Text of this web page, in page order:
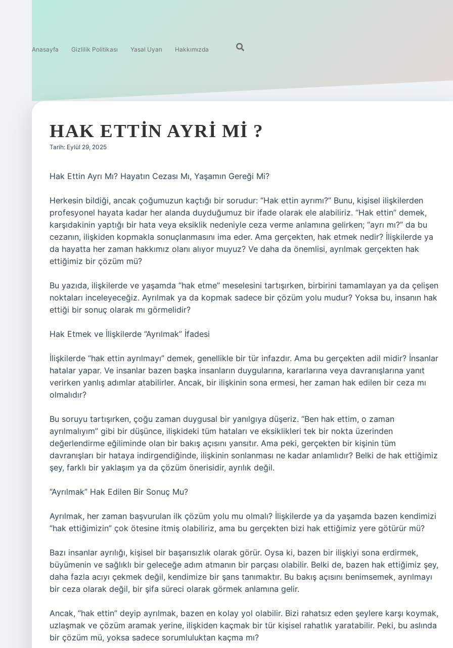
Anasayfa Gizlilik Politikası Yasal Uyarı Hakkımızda
HAK ETTIN AYRI MI ?
Tarih: Eylül 29, 2025
Hak Ettin Ayrı Mı? Hayatın Cezası Mı, Yaşamın Gereği Mi?
Herkesin bildiği, ancak çoğumuzun kaçtığı bir sorudur: “Hak ettin ayrımı?” Bunu, kişisel ilişkilerden
profesyonel hayata kadar her alanda duyduğumuz bir ifade olarak ele alabiliriz. “Hak ettin” demek,
karşıdakinin yaptığı bir hata veya eksiklik nedeniyle ceza verme anlamına gelirken; “ayrı mı?” da bu
cezanın, ilişkiden kopmakla sonuçlanmasını ima eder. Ama gerçekten, hak etmek nedir? İlişkilerde ya
da hayatta her zaman hakkımız olanı alıyor muyuz? Ve daha da önemlisi, ayrılmak gerçekten hak
ettiğimiz bir çözüm mü?
Bu yazıda, ilişkilerde ve yaşamda “hak etme” meselesini tartışırken, birbirini tamamlayan ya da çelişen
noktaları inceleyeceğiz. Ayrılmak ya da kopmak sadece bir çözüm yolu mudur? Yoksa bu, insanın hak
ettiği bir sonuç olarak mı görmelidir?
Hak Etmek ve İlişkilerde “Ayrılmak” İfadesi
İlişkilerde “hak ettin ayrılmayı” demek, genellikle bir tür infazdır. Ama bu gerçekten adil midir? İnsanlar
hatalar yapar. Ve insanlar bazen başka insanların duygularına, kararlarına veya davranışlarına yanıt
verirken yanlış adımlar atabilirler. Ancak, bir ilişkinin sona ermesi, her zaman hak edilen bir ceza mı
olmalıdır?
Bu soruyu tartışırken, çoğu zaman duygusal bir yanılgıya düşeriz. “Ben hak ettim, o zaman
ayrılmalıyım” gibi bir düşünce, ilişkideki tüm hataları ve eksiklikleri tek bir nokta üzerinden
değerlendirme eğiliminde olan bir bakış açısını yansıtır. Ama peki, gerçekten bir kişinin tüm
davranışları bir hataya indirgendiğinde, ilişkinin sonlanması ne kadar anlamlıdır? Belki de hak ettiğimiz
şey, farklı bir yaklaşım ya da çözüm önerisidir, ayrılık değil.
“Ayrılmak” Hak Edilen Bir Sonuç Mu?
Ayrılmak, her zaman başvurulan ilk çözüm yolu mu olmalı? İlişkilerde ya da yaşamda bazen kendimizi
“hak ettiğimizin” çok ötesine itmiş olabiliriz, ama bu gerçekten bizi hak ettiğimiz yere götürür mü?
Bazı insanlar ayrılığı, kişisel bir başarısızlık olarak görür. Oysa ki, bazen bir ilişkiyi sona erdirmek,
büyümenin ve sağlıklı bir geleceğe adım atmanın bir parçası olabilir. Belki de, bazen hak ettiğimiz şey,
daha fazla acıyı çekmek değil, kendimize bir şans tanımaktır. Bu bakış açısını benimsemek, ayrılmayı
bir ceza olarak değil, bir şifa süreci olarak görmek anlamına gelir.
Ancak, “hak ettin” deyip ayrılmak, bazen en kolay yol olabilir. Bizi rahatsız eden şeylere karşı koymak,
uzlaşmak ve çözüm aramak yerine, ilişkiden kaçmak bir tür kişisel rahatlık yaratabilir. Peki, bu aslında
bir çözüm mü, yoksa sadece sorumluluktan kaçma mı?